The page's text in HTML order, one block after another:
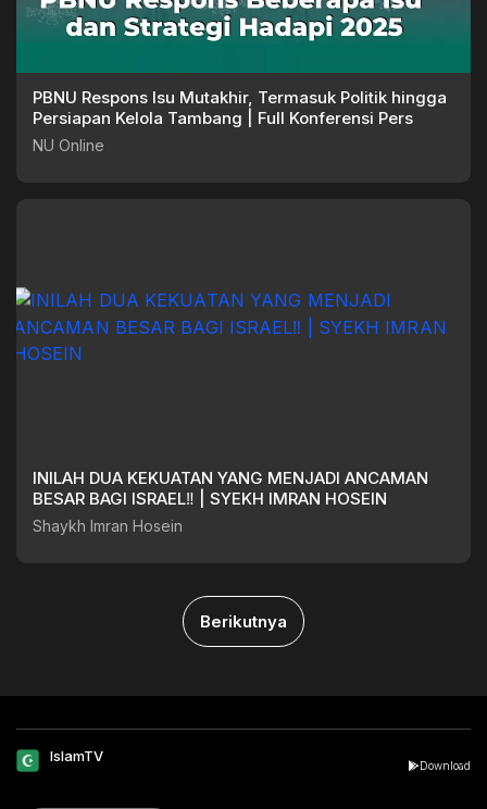
PBNU Respons Isu Mutakhir, Termasuk Politik hingga
Persiapan Kelola Tambang | Full Konferensi Pers
NU Online
INILAH DUA KEKUATAN YANG MENJADI ANCAMAN
BESAR BAGI ISRAEL‼️ | SYEKH IMRAN HOSEIN
Shaykh Imran Hosein
Berikutnya
IslamTV
Download